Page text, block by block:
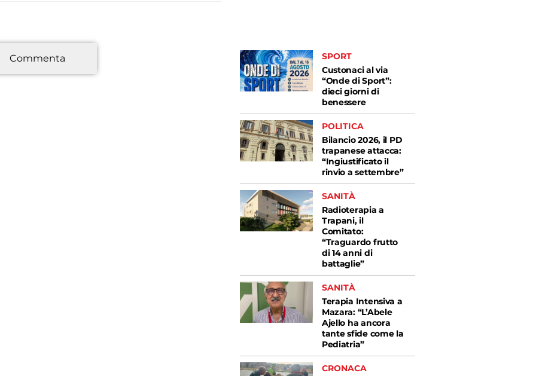
Commenta
SPORT
Custonaci al via
“Onde di Sport”:
dieci giorni di
benessere
POLITICA
Bilancio 2026, il PD
trapanese attacca:
“Ingiustificato il
rinvio a settembre”
SANITÀ
Radioterapia a
Trapani, il
Comitato:
“Traguardo frutto
di 14 anni di
battaglie”
SANITÀ
Terapia Intensiva a
Mazara: “L’Abele
Ajello ha ancora
tante sfide come la
Pediatria”
CRONACA